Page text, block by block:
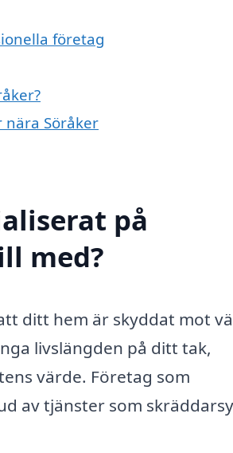
företag
Söråker
på
med?
ditt hem är skyddat mot
livslängden på ditt tak,
värde. Företag som
av tjänster som